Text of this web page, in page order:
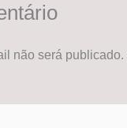
não será publicado.